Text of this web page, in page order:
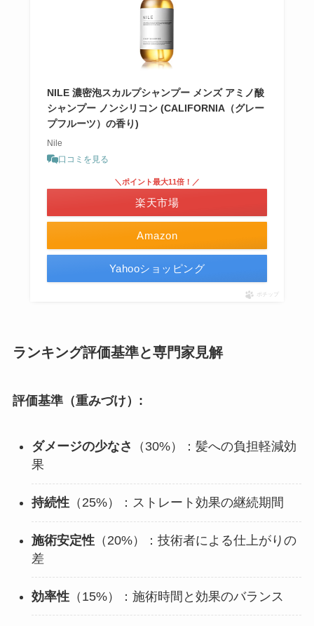
NILE 濃密泡スカルプシャンプー メンズ アミノ酸
シャンプー ノンシリコン (CALIFORNIA（グレー
プフルーツ）の香り)
Nile
口コミを見る
Amazon
＼ポイント最大11倍！／
楽天市場
Yahooショッピング
ポチップ
ランキング評価基準と専門家見解
評価基準（重みづけ）:
ダメージの少なさ
（30%）：髪への負担軽減効
果
持続性（25%）：ストレート効果の継続期間
施術安定性（20%）：技術者による仕上がりの
差
効率性（15%）：施術時間と効果のバランス